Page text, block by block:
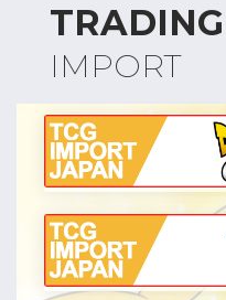
IMPORT